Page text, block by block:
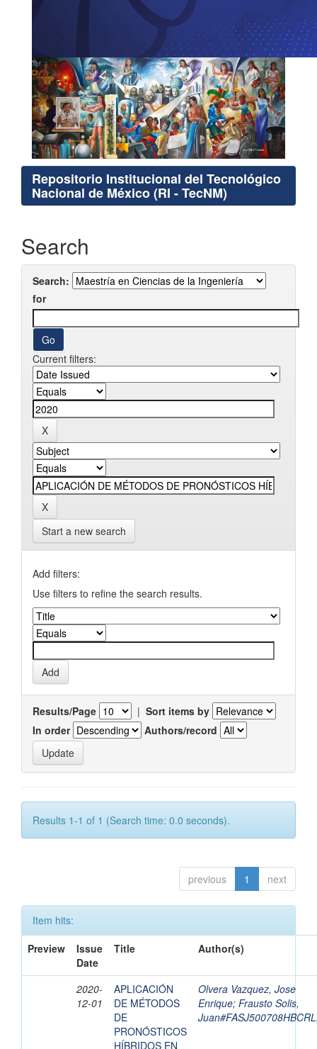
Repositorio Institucional del Tecnológico
Nacional de México (RI - TecNM)
Search
Search:
for
Current filters:
Start a new search
Add filters:
Use filters to refine the search results.
Results/Page | Sort items by
In order
Authors/record
Results 1-1 of 1 (Search time: 0.0 seconds).
previous 1 next
Item hits:
Preview
Issue
Date
Title Author(s)
2020-
12-01
APLICACIÓN
DE MÉTODOS
DE
PRONÓSTICOS
HÍBRIDOS EN
Olvera Vazquez, Jose
Enrique; Frausto Solis,